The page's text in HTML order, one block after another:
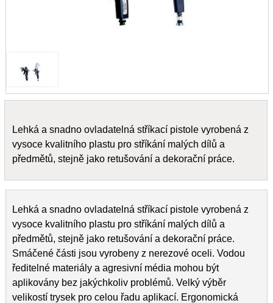
Lehká a snadno ovladatelná stříkací pistole vyrobená z
vysoce kvalitního plastu pro stříkání malých dílů a
předmětů, stejně jako retušování a dekorační práce.
Lehká a snadno ovladatelná stříkací pistole vyrobená z
vysoce kvalitního plastu pro stříkání malých dílů a
předmětů, stejně jako retušování a dekorační práce.
Smáčené části jsou vyrobeny z nerezové oceli. Vodou
ředitelné materiály a agresivní média mohou být
aplikovány bez jakýchkoliv problémů. Velký výběr
velikostí trysek pro celou řadu aplikací. Ergonomická